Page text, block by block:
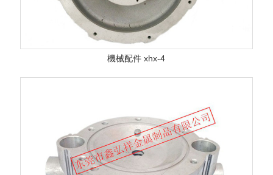
機械配件 xhx-4